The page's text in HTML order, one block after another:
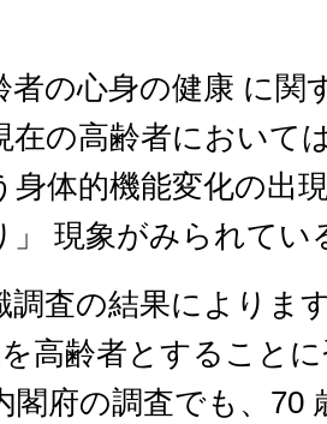
の心身の健康 に関
在の高齢者において
身体的機能変化の出
」 現象がみられてい
査の結果によりま
高齢者とすること
閣府の調査でも、70